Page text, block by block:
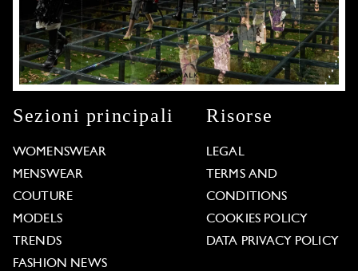
Sezioni principali
WOMENSWEAR
MENSWEAR
COUTURE
MODELS
TRENDS
FASHION NEWS
Risorse
LEGAL
TERMS AND
CONDITIONS
COOKIES POLICY
DATA PRIVACY POLICY